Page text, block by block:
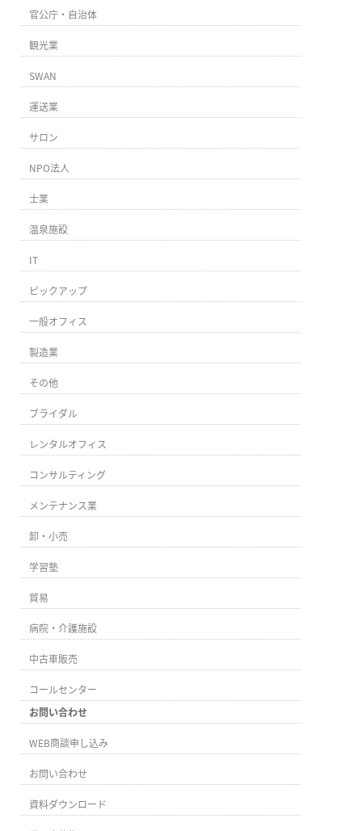
官公庁・自治体
観光業
SWAN
運送業
サロン
NPO法人
士業
温泉施設
IT
ピックアップ
一般オフィス
製造業
その他
ブライダル
レンタルオフィス
コンサルティング
メンテナンス業
卸・小売
学習塾
貿易
病院・介護施設
中古車販売
コールセンター
お問い合わせ
WEB商談申し込み
お問い合わせ
資料ダウンロード